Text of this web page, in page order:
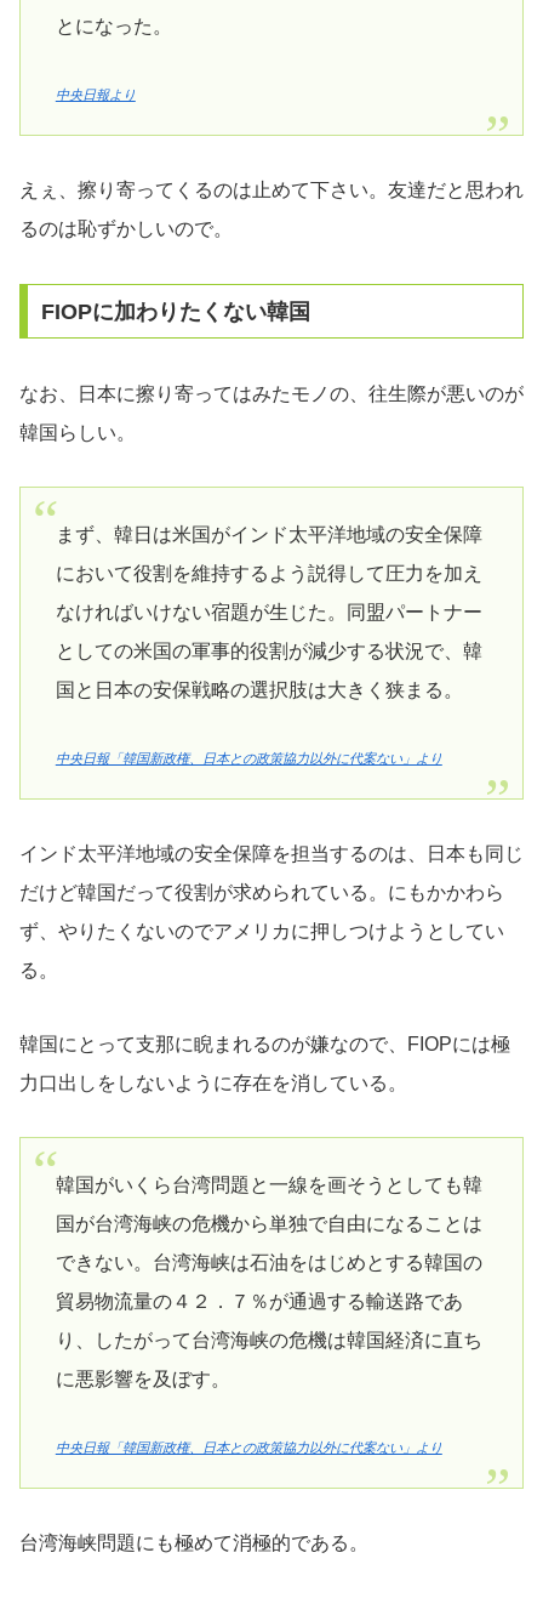
とになった。
中央日報より
えぇ、擦り寄ってくるのは止めて下さい。友達だと思われ
るのは恥ずかしいので。
FIOPに加わりたくない韓国
なお、日本に擦り寄ってはみたモノの、往生際が悪いのが
韓国らしい。
まず、韓日は米国がインド太平洋地域の安全保障
において役割を維持するよう説得して圧力を加え
なければいけない宿題が生じた。同盟パートナー
としての米国の軍事的役割が減少する状況で、韓
国と日本の安保戦略の選択肢は大きく狭まる。
中央日報「韓国新政権、日本との政策協力以外に代案ない」より
インド太平洋地域の安全保障を担当するのは、日本も同じ
だけど韓国だって役割が求められている。にもかかわら
ず、やりたくないのでアメリカに押しつけようとしてい
る。
韓国にとって支那に睨まれるのが嫌なので、FIOPには極
力口出しをしないように存在を消している。
韓国がいくら台湾問題と一線を画そうとしても韓
国が台湾海峡の危機から単独で自由になることは
できない。台湾海峡は石油をはじめとする韓国の
貿易物流量の４２．７％が通過する輸送路であ
り、したがって台湾海峡の危機は韓国経済に直ち
に悪影響を及ぼす。
中央日報「韓国新政権、日本との政策協力以外に代案ない」より
台湾海峡問題にも極めて消極的である。